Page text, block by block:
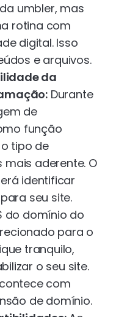
umbler, mas
rotina com
digital. Isso
e arquivos.
da
Durante
de
função
tipo de
aderente. O
identificar
seu site.
do domínio do
para o
tranquilo,
o seu site.
com
de domínio.